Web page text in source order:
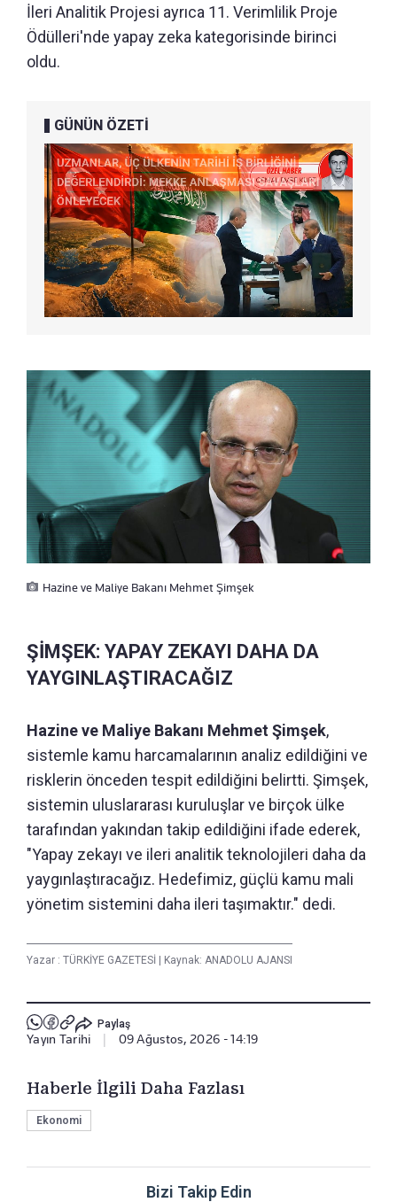
İleri Analitik Projesi ayrıca 11. Verimlilik Proje
Ödülleri'nde yapay zeka kategorisinde birinci
oldu.
GÜNÜN ÖZETİ
Hazine ve Maliye Bakanı Mehmet Şimşek
ŞİMŞEK: YAPAY ZEKAYI DAHA DA
YAYGINLAŞTIRACAĞIZ
Hazine ve Maliye Bakanı Mehmet Şimşek,
sistemle kamu harcamalarının analiz edildiğini ve
risklerin önceden tespit edildiğini belirtti. Şimşek,
sistemin uluslararası kuruluşlar ve birçok ülke
tarafından yakından takip edildiğini ifade ederek,
"Yapay zekayı ve ileri analitik teknolojileri daha da
yaygınlaştıracağız. Hedefimiz, güçlü kamu mali
yönetim sistemini daha ileri taşımaktır." dedi.
Yazar : TÜRKİYE GAZETESİ Kaynak: ANADOLU AJANSI
Paylaş
Yayın Tarihi 09 Ağustos, 2026 - 14:19
Haberle İlgili Daha Fazlası
Ekonomi
Bizi Takip Edin